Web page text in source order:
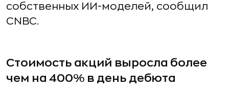
собственных ИИ-моделей, сообщил
CNBC.
Стоимость акций выросла более
чем на 400% в день дебюта